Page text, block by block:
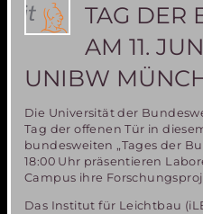
TAG DER
AM 11.
UNIBW
Die Universität der
Tag der offenen Tür in
bundesweiten „Tages der
18:00 Uhr präsentieren
Campus ihre
Das Institut für Leichtbau